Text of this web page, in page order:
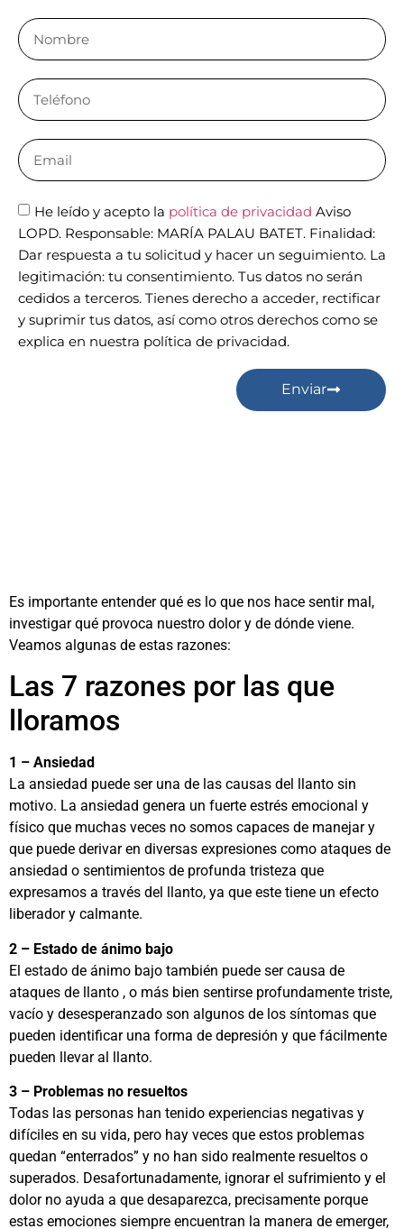
He leído y acepto la política de privacidad Aviso
LOPD. Responsable: MARÍA PALAU BATET. Finalidad:
Dar respuesta a tu solicitud y hacer un seguimiento. La
legitimación: tu consentimiento. Tus datos no serán
cedidos a terceros. Tienes derecho a acceder, rectificar
y suprimir tus datos, así como otros derechos como se
explica en nuestra política de privacidad.
Enviar
Es importante entender qué es lo que nos hace sentir mal,
investigar qué provoca nuestro dolor y de dónde viene.
Veamos algunas de estas razones:
Las 7 razones por las que
lloramos
1 – Ansiedad
La ansiedad puede ser una de las causas del llanto sin
motivo. La ansiedad genera un fuerte estrés emocional y
físico que muchas veces no somos capaces de manejar y
que puede derivar en diversas expresiones como ataques de
ansiedad o sentimientos de profunda tristeza que
expresamos a través del llanto, ya que este tiene un efecto
liberador y calmante.
2 – Estado de ánimo bajo
El estado de ánimo bajo también puede ser causa de
ataques de llanto , o más bien sentirse profundamente triste,
vacío y desesperanzado son algunos de los síntomas que
pueden identificar una forma de depresión y que fácilmente
pueden llevar al llanto.
3 – Problemas no resueltos
Todas las personas han tenido experiencias negativas y
difíciles en su vida, pero hay veces que estos problemas
quedan “enterrados” y no han sido realmente resueltos o
superados. Desafortunadamente, ignorar el sufrimiento y el
dolor no ayuda a que desaparezca, precisamente porque
estas emociones siempre encuentran la manera de emerger,